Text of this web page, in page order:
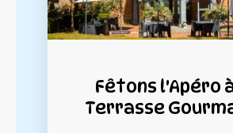
Fêtons l'Apéro
Terrasse